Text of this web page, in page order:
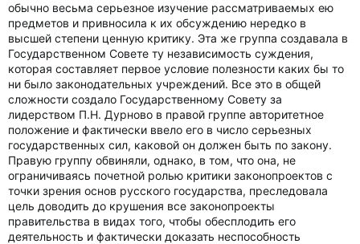
обычно весьма серьезное изучение рассматриваемых ею
предметов и привносила к их обсуждению нередко в
высшей степени ценную критику. Эта же группа создавала в
Государственном Совете ту независимость суждения,
которая составляет первое условие полезности каких бы то
ни было законодательных учреждений. Все это в общей
сложности создало Государственному Совету за
лидерством П.Н. Дурново в правой группе авторитетное
положение и фактически ввело его в число серьезных
государственных сил, каковой он должен быть по закону.
Правую группу обвиняли, однако, в том, что она, не
ограничиваясь почетной ролью критики законопроектов с
точки зрения основ русского государства, преследовала
цель доводить до крушения все законопроекты
правительства в видах того, чтобы обесплодить его
деятельность и фактически доказать неспособность